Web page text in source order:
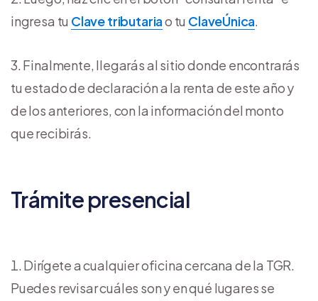
ingresa tu Clave tributariao tu ClaveÚnica.
Finalmente, llegarás al sitio donde encontrarás
tu estado de declaración a la renta de este año y
de los anteriores, con la información del monto
que recibirás.
Trámite presencial
Dirígete a cualquier oficina cercana de la TGR.
Puedes revisar cuáles son y en qué lugares se